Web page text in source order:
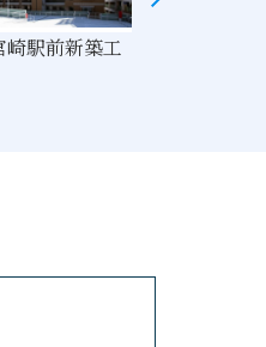
駅前新築工